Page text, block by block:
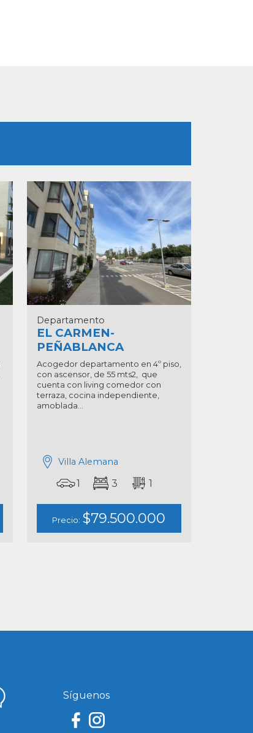
Departamento
EL CARMEN-
PEÑABLANCA
Acogedor departamento en 4º piso,
con ascensor, de 55 mts2, que
cuenta con living comedor con
terraza, cocina independiente,
amoblada...
Villa Alemana
1 3 1
Precio: $79.500.000
Síguenos